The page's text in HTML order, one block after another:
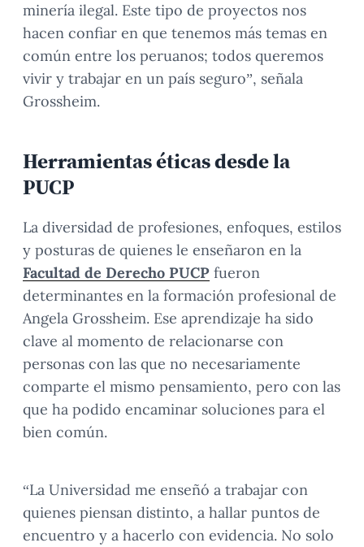
minería ilegal. Este tipo de proyectos nos
hacen confiar en que tenemos más temas en
común entre los peruanos; todos queremos
vivir y trabajar en un país seguro”, señala
Grossheim.
Herramientas éticas desde la
PUCP
La diversidad de profesiones, enfoques, estilos
y posturas de quienes le enseñaron en la
Facultad de Derecho PUCP fueron
determinantes en la formación profesional de
Angela Grossheim. Ese aprendizaje ha sido
clave al momento de relacionarse con
personas con las que no necesariamente
comparte el mismo pensamiento, pero con las
que ha podido encaminar soluciones para el
bien común.
“La Universidad me enseñó a trabajar con
quienes piensan distinto, a hallar puntos de
encuentro y a hacerlo con evidencia. No solo